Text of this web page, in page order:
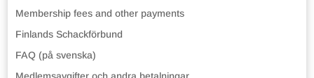
Membership fees and other payments
Finlands Schackförbund
FAQ (på svenska)